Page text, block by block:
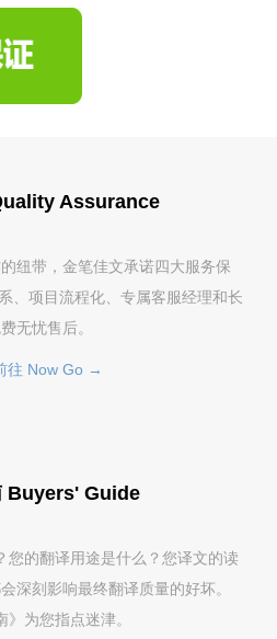
Assurance
纽带，金笔佳文承诺四大服务保
、项目流程化、专属客服经理和长
无忧售后。
往 Now Go →
Buyers' Guide
您的翻译用途是什么？您译文的读
深刻影响最终翻译质量的好坏。
》为您指点迷津。